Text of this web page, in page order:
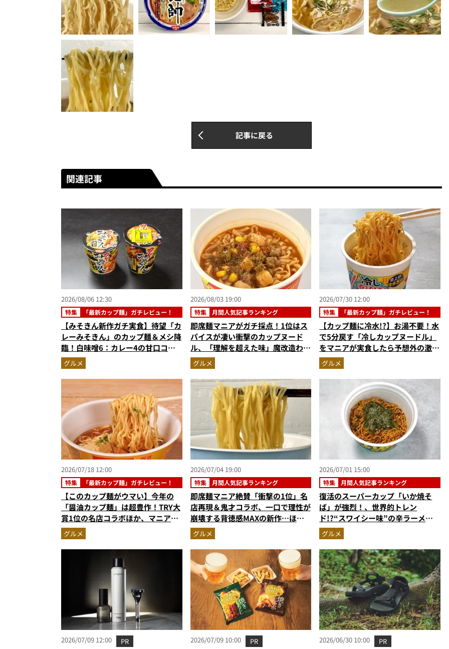
記事に戻る
関連記事
2026/08/06 12:30
特集 「最新カップ麺」ガチレビュー！
【みそきん新作ガチ実食】待望「カ
レーみそきん」のカップ麺＆メシ降
臨！白味噌6：カレー4の甘口コク
旨スープ＆ゴロッと大ぶりポテトに
歓喜
グルメ
2026/08/03 19:00
特集 月間人気記事ランキング
即席麺マニアがガチ採点！1位はス
パイスが凄い衝撃のカップヌード
ル、「理解を超えた味」魔改造わか
めラーメン…ほか【カップ麺の人気
記事ランキングベスト3】（2026年
6月版）
グルメ
2026/07/30 12:00
特集 「最新カップ麺」ガチレビュー！
【カップ麺に冷水!?】お湯不要！水
で5分戻す「冷しカップヌードル」
をマニアが実食したら予想外の激ウ
マ新体験だった
グルメ
2026/07/18 12:00
特集 「最新カップ麺」ガチレビュー！
【このカップ麺がウマい】今年の
「醤油カップ麺」は超豊作！TRY大
賞1位の名店コラボほか、マニア激
推しの3杯を徹底レビュー
グルメ
2026/07/04 19:00
特集 月間人気記事ランキング
即席麺マニア絶賛「衝撃の1位」名
店再現＆鬼才コラボ、一口で理性が
崩壊する背徳感MAXの新作…ほか
【カップ麺の人気記事ランキングベ
スト3】（2026年5月版）
グルメ
2026/07/01 15:00
特集 月間人気記事ランキング
復活のスーパーカップ「いか焼そ
ば」が強烈！、世界的トレン
ド!?“スワイシー味”の辛ラーメ
ン…ほか【カップ焼きそばの人気記
事ランキングベスト3】（2026年5
月版）
グルメ
2026/07/09 12:00 PR 2026/07/09 10:00 PR 2026/06/30 10:00 PR